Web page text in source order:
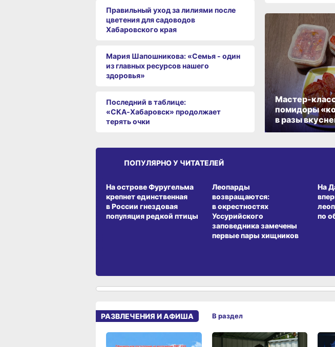
Правильный уход за лилиями после
цветения для садоводов
Хабаровского края
Мария Шапошникова: «Семья - один
из главных ресурсов нашего
здоровья»
Последний в таблице:
«СКА‑Хабаровск» продолжает
терять очки
Мастер-
помидоры
в разы
ПОПУЛЯРНО У ЧИТАТЕЛЕЙ
На острове Фуругельма
крепнет единственная
в России гнездовая
популяция редкой птицы
Леопарды
возвращаются:
в окрестностях
Уссурийского
заповедника замечены
первые пары хищников
На
по
РАЗВЛЕЧЕНИЯ И АФИША В раздел